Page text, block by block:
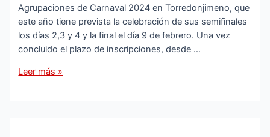
Agrupaciones de Carnaval 2024 en Torredonjimeno, que
este año tiene prevista la celebración de sus semifinales
los días 2,3 y 4 y la final el día 9 de febrero. Una vez
concluido el plazo de inscripciones, desde …
Abierto
Leer más »